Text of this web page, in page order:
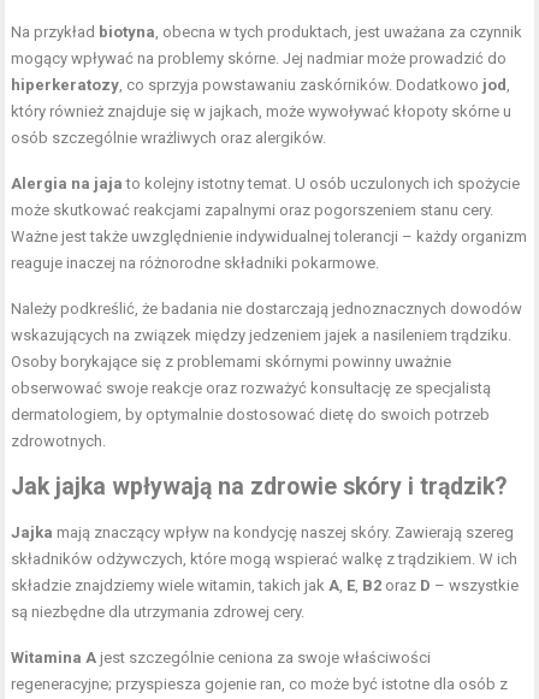
Na przykład biotyna , obecna w tych produktach, jest uważana za czynnik
mogący wpływać na problemy skórne. Jej nadmiar może prowadzić do
hiperkeratozy , co sprzyja powstawaniu zaskórników. Dodatkowo jod
który również znajduje się w jajkach, może wywoływać kłopoty skórne u
osób szczególnie wrażliwych oraz alergików.
Alergia na jaja to kolejny istotny temat. U osób uczulonych ich spożycie
może skutkować reakcjami zapalnymi oraz pogorszeniem stanu cery.
Ważne jest także uwzględnienie indywidualnej tolerancji – każdy organizm
reaguje inaczej na różnorodne składniki pokarmowe.
Należy podkreślić, że badania nie dostarczają jednoznacznych dowodów
wskazujących na związek między jedzeniem jajek a nasileniem trądziku.
Osoby borykające się z problemami skórnymi powinny uważnie
obserwować swoje reakcje oraz rozważyć konsultację ze specjalistą
dermatologiem, by optymalnie dostosować dietę do swoich potrzeb
zdrowotnych.
Jak jajka wpływają na zdrowie skóry i trądzik?
Jajka mają znaczący wpływ na kondycję naszej skóry. Zawierają szereg
składników odżywczych, które mogą wspierać walkę z trądzikiem. W ich
składzie znajdziemy wiele witamin, takich jak A E B2 oraz D – wszystkie
są niezbędne dla utrzymania zdrowej cery.
Witamina A jest szczególnie ceniona za swoje właściwości
regeneracyjne; przyspiesza gojenie ran, co może być istotne dla osób z